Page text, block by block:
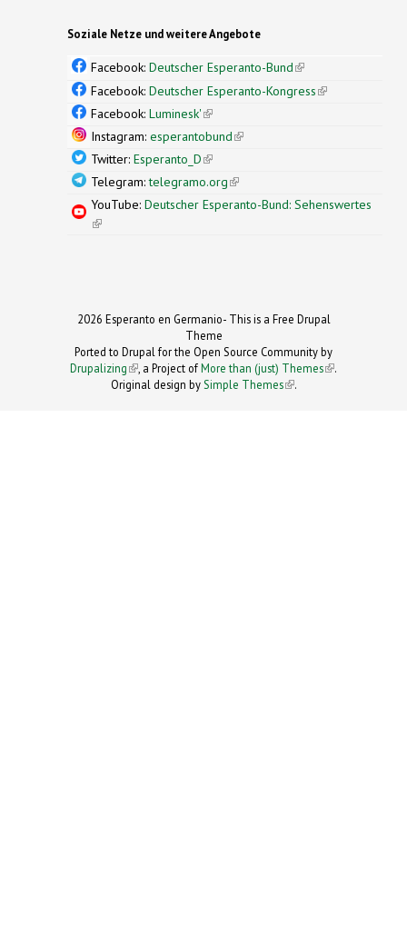
Soziale Netze und weitere Angebote
Facebook: Deutscher Esperanto-Bund(link is
external)
Facebook: Deutscher Esperanto-Kongress(link is
Facebook: Luminesk'(link is external)
Instagram: esperantobund(link is external)
Twitter: Esperanto_D(link is external)
Telegram:telegramo.org(link is external)
YouTube: Deutscher Esperanto-Bund: Sehenswertes
(link is external)
2026 Esperanto en Germanio- This is a Free Drupal
Theme
Ported to Drupal for the Open Source Community by
Drupalizing(link is external)
, a Project ofMore than (just) Themes (link is
.
Original design by Simple Themes
(link is
.